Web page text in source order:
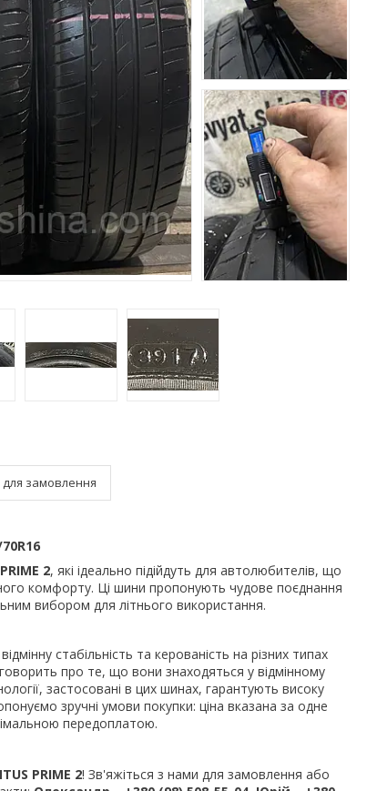
для замовлення
2, які ідеально підійдуть для автолюбителів, що
комфорту. Ці шини пропонують чудове поєднання
вибором для літнього використання.
стабільність та керованість на різних типах
про те, що вони знаходяться у відмінному
застосовані в цих шинах, гарантують високу
зручні умови покупки: ціна вказана за одне
передоплатою.
PRIME 2! Зв'яжіться з нами для замовлення або